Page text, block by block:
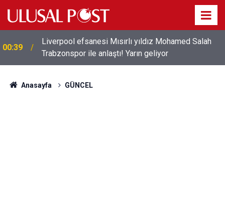
00:39
Liverpool efsanesi Mısırlı yıldız Mohamed Salah
Trabzonspor ile anlaştı! Yarın geliyor
Anasayfa GÜNCEL